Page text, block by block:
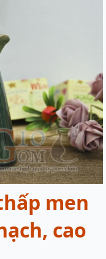
men
cao